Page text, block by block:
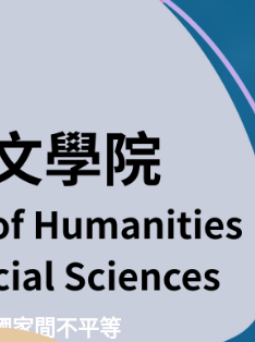
式
家間不平等